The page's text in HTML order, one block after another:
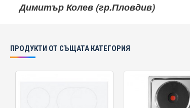
Димитър Колев (гр.Пловдив)
ПРОДУКТИ ОТ СЪЩАТА КАТЕГОРИЯ